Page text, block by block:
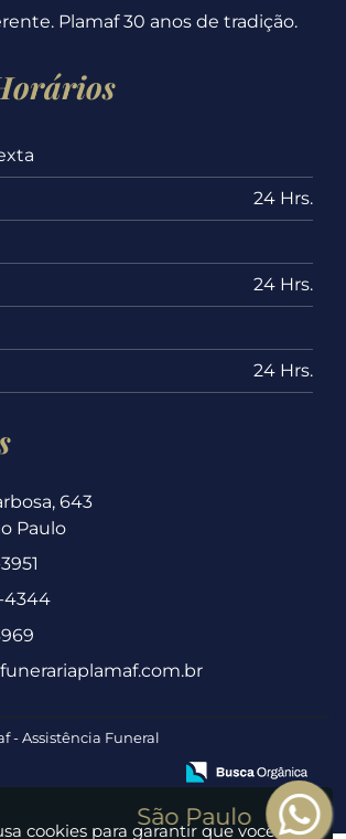
Plamaf 30 anos de tradição.
24 Hrs.
24 Hrs.
24 Hrs.
643
Paulo
4344
- Assistência Funeral
cookies para garantir que você